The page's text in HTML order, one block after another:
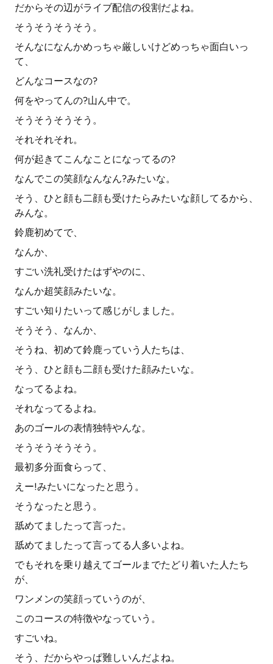
だからその辺がライブ配信の役割だよね。
そうそうそうそう。
そんなになんかめっちゃ厳しいけどめっちゃ面白いっ
て、
どんなコースなの?
何をやってんの?山ん中で。
そうそうそうそう。
それそれそれ。
何が起きてこんなことになってるの?
なんでこの笑顔なんなん?みたいな。
そう、ひと顔も二顔も受けたらみたいな顔してるから、
みんな。
鈴鹿初めてで、
なんか、
すごい洗礼受けたはずやのに、
なんか超笑顔みたいな。
すごい知りたいって感じがしました。
そうそう、なんか、
そうね、初めて鈴鹿っていう人たちは、
そう、ひと顔も二顔も受けた顔みたいな。
なってるよね。
それなってるよね。
あのゴールの表情独特やんな。
そうそうそうそう。
最初多分面食らって、
えー!みたいになったと思う。
そうなったと思う。
舐めてましたって言った。
舐めてましたって言ってる人多いよね。
でもそれを乗り越えてゴールまでたどり着いた人たち
が、
ワンメンの笑顔っていうのが、
このコースの特徴やなっていう。
すごいね。
そう、だからやっぱ難しいんだよね。